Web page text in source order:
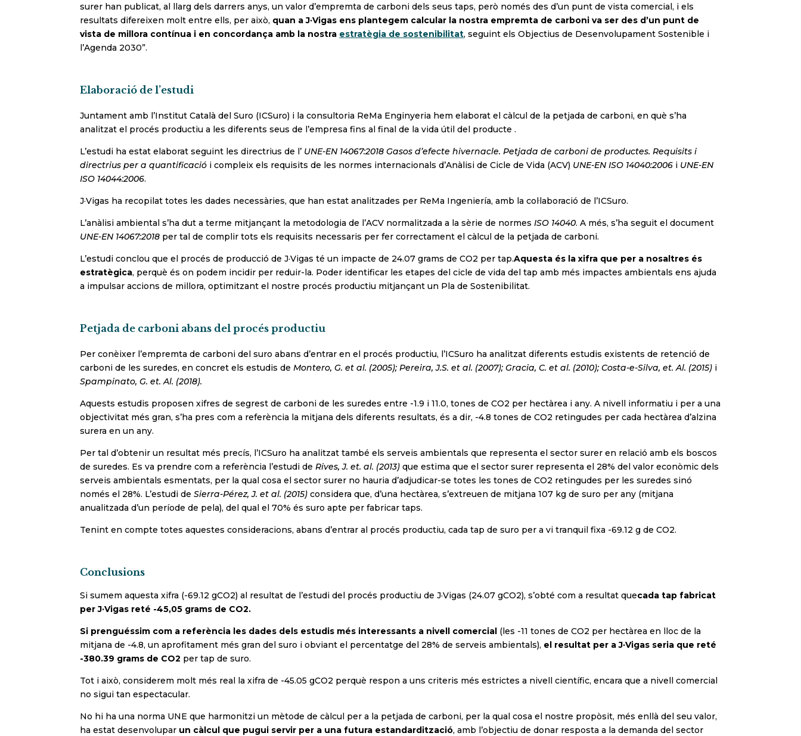
surer han publicat, al llarg dels darrers anys, un valor d’empremta de carboni dels seus taps, però només des d’un punt de vista comercial, i els
resultats difereixen molt entre ells, per això, quan a J·Vigas ens plantegem calcular la nostra empremta de carboni va ser des d’un punt de
vista de millora contínua i en concordança amb la nostra estratègia de sostenibilitat, seguint els Objectius de Desenvolupament Sostenible i
l’Agenda 2030”.
Elaboració de l’estudi
Juntament amb l’Institut Català del Suro (ICSuro) i la consultoria ReMa Enginyeria hem elaborat el càlcul de la petjada de carboni, en què s’ha
analitzat el procés productiu a les diferents seus de l’empresa fins al final de la vida útil del producte .
L’estudi ha estat elaborat seguint les directrius de l’ UNE-EN 14067:2018 Gasos d’efecte hivernacle. Petjada de carboni de productes. Requisits i
directrius per a quantificació i compleix els requisits de les normes internacionals d’Anàlisi de Cicle de Vida (ACV) UNE-EN ISO 14040:2006 i UNE-EN
ISO 14044:2006.
J·Vigas ha recopilat totes les dades necessàries, que han estat analitzades per ReMa Ingeniería, amb la col·laboració de l’ICSuro.
L’anàlisi ambiental s’ha dut a terme mitjançant la metodologia de l’ACV normalitzada a la sèrie de normes ISO 14040. A més, s’ha seguit el document
UNE-EN 14067:2018 per tal de complir tots els requisits necessaris per fer correctament el càlcul de la petjada de carboni.
L’estudi conclou que el procés de producció de J·Vigas té un impacte de 24.07 grams de CO2 per tap.Aquesta és la xifra que per a nosaltres és
estratègica, perquè és on podem incidir per reduir-la. Poder identificar les etapes del cicle de vida del tap amb més impactes ambientals ens ajuda
a impulsar accions de millora, optimitzant el nostre procés productiu mitjançant un Pla de Sostenibilitat.
Petjada de carboni abans del procés productiu
Per conèixer l’empremta de carboni del suro abans d’entrar en el procés productiu, l’ICSuro ha analitzat diferents estudis existents de retenció de
carboni de les suredes, en concret els estudis de Montero, G. et al. (2005); Pereira, J.S. et al. (2007); Gracia, C. et al. (2010); Costa-e-Silva, et. Al. (2015) i
Spampinato, G. et. Al. (2018).
Aquests estudis proposen xifres de segrest de carboni de les suredes entre -1.9 i 11.0, tones de CO2 per hectàrea i any. A nivell informatiu i per a una
objectivitat més gran, s’ha pres com a referència la mitjana dels diferents resultats, és a dir, -4.8 tones de CO2 retingudes per cada hectàrea d’alzina
surera en un any.
Per tal d’obtenir un resultat més precís, l’ICSuro ha analitzat també els serveis ambientals que representa el sector surer en relació amb els boscos
de suredes. Es va prendre com a referència l’estudi de Rives, J. et. al. (2013) que estima que el sector surer representa el 28% del valor econòmic dels
serveis ambientals esmentats, per la qual cosa el sector surer no hauria d’adjudicar-se totes les tones de CO2 retingudes per les suredes sinó
només el 28%. L’estudi deSierra-Pérez, J. et al. (2015) considera que, d’una hectàrea, s’extreuen de mitjana 107 kg de suro per any (mitjana
anualitzada d’un període de pela), del qual el 70% és suro apte per fabricar taps.
Tenint en compte totes aquestes consideracions, abans d’entrar al procés productiu, cada tap de suro per a vi tranquil fixa -69.12 g de CO2.
Conclusions
Si sumem aquesta xifra (-69.12 gCO2) al resultat de l’estudi del procés productiu de J·Vigas (24.07 gCO2), s’obté com a resultat quecada tap fabricat
per J·Vigas reté -45,05 grams de CO2.
Si prenguéssim com a referència les dades dels estudis més interessants a nivell comercial (les -11 tones de CO2 per hectàrea en lloc de la
mitjana de -4.8, un aprofitament més gran del suro i obviant el percentatge del 28% de serveis ambientals), el resultat per a J·Vigas seria que reté
-380.39 grams de CO2 per tap de suro.
Tot i això, considerem molt més real la xifra de -45.05 gCO2 perquè respon a uns criteris més estrictes a nivell científic, encara que a nivell comercial
no sigui tan espectacular.
No hi ha una norma UNE que harmonitzi un mètode de càlcul per a la petjada de carboni, per la qual cosa el nostre propòsit, més enllà del seu valor,
ha estat desenvolupar un càlcul que pugui servir per a una futura estandardització, amb l’objectiu de donar resposta a la demanda del sector